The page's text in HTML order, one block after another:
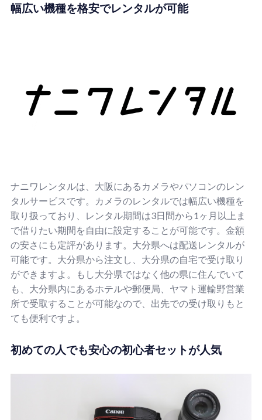
幅広い機種を格安でレンタルが可能
ナニワレンタルは、大阪にあるカメラやパソコンのレン
タルサービスです。カメラのレンタルでは幅広い機種を
取り扱っており、レンタル期間は3日間から1ヶ月以上ま
で借りたい期間を自由に設定することが可能です。金額
の安さにも定評があります。大分県へは配送レンタルが
可能です。大分県から注文し、大分県の自宅で受け取り
ができますよ。もし大分県ではなく他の県に住んでいて
も、大分県内にあるホテルや郵便局、ヤマト運輸野営業
所で受取することが可能なので、出先での受け取りもと
ても便利ですよ。
初めての人でも安心の初心者セットが人気